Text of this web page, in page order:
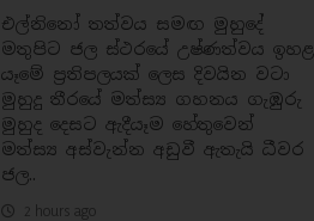
එල්නිනෝ තත්වය සමඟ මුහුදේ
මතුපිට ජල ස්ථරයේ උෂ්ණත්වය ඉහළ
යෑමේ ප්‍රතිපලයක් ලෙස දිවයින වටා
මුහුදු තීරයේ මත්ස්‍ය ගහනය ගැඹුරු
මුහුද දෙසට ඇදීයෑම හේතුවෙන්
මත්ස්‍ය අස්වැන්න අඩුවී ඇතැයි ධීවර
ජල..
2 hours ago